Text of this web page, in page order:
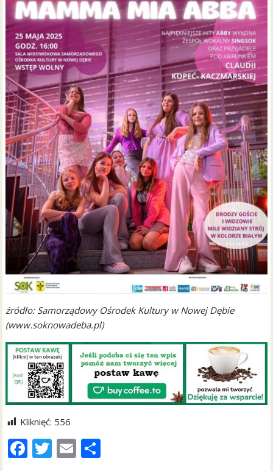
źródło: Samorządowy Ośrodek Kultury w Nowej Dębie
(www.soknowadeba.pl)
Kliknięć: 556
F T E